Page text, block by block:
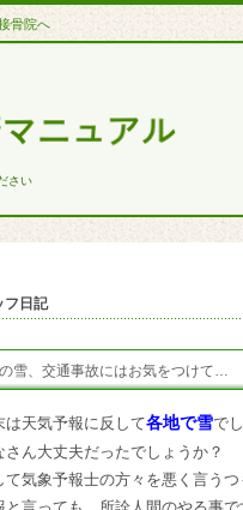
骨院へ
さい
フ日記
雪、交通事故にはお気をつけて…
は天気予報に反して各地で雪で
さん大丈夫だったでしょうか？
て気象予報士の方々を悪く言う